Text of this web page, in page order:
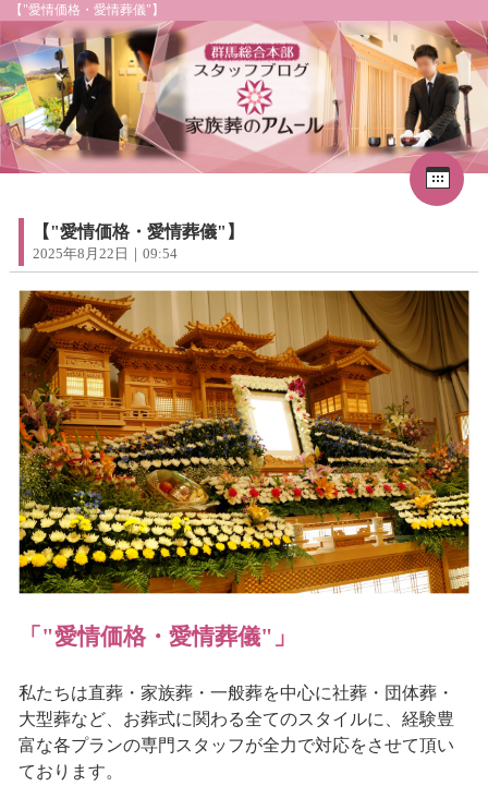
【"愛情価格・愛情葬儀"】
1
3 4
9
10 11
16
17 18 19 20 21
22
23
24 25 26 27 28
29
30
31
【"愛情価格・愛情葬儀"】
2025年8月22日｜09:54
「"愛情価格・愛情葬儀"」
私たちは直葬・家族葬・一般葬を中心に社葬・団体葬・
大型葬など、お葬式に関わる全てのスタイルに、経験豊
富な各プランの専門スタッフが全力で対応をさせて頂い
ております。